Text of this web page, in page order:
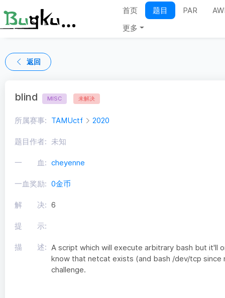
首页 题目 PAR
更多
返回
blind MISC 未解决
所属赛事: TAMUctf 2020
题目作者: 未知
一 血: cheyenne
一血奖励: 0金币
解 决: 6
提 示:
描 述: A script which will execute arbitrary bash but it'll
know that netcat exists (and bash /dev/tcp
challenge.